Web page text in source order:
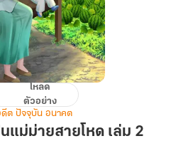
โหลด
ตัวอย่าง
ต ปัจจุบัน อนาคต
แม่ม่ายสายโหด เล่ม 2